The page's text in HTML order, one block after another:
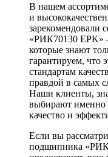
В нашем
и
зарекомендовали
«РИК70130 EPK»
которые знают
гарантируем, что
стандартам
правдой в самых
Наши клиенты,
выбирают именно
качество и
Если вы
подшипника